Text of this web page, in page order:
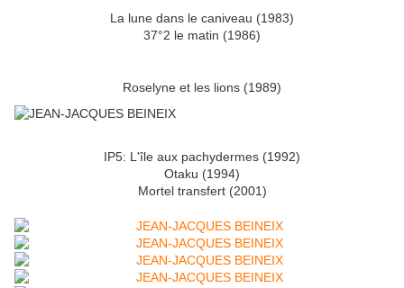
La lune dans le caniveau (1983)
37°2 le matin (1986)
Roselyne et les lions (1989)
IP5: L'île aux pachydermes (1992)
Otaku (1994)
Mortel transfert (2001)